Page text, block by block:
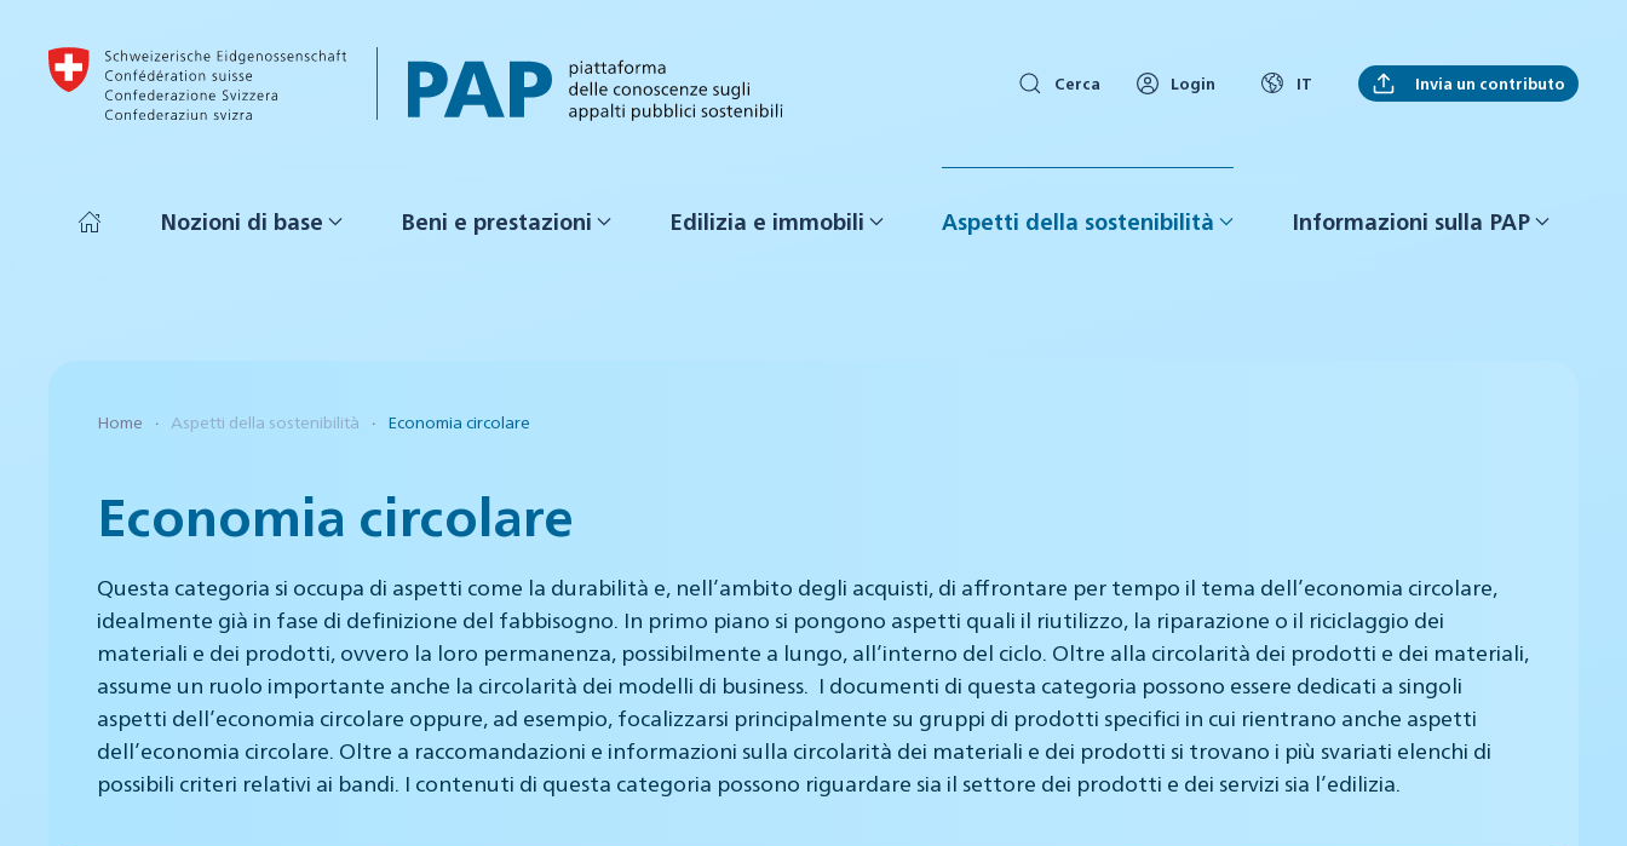
Skip to main content
Cerca Login IT Invia un contributo
Nozioni di base Beni e prestazioni Edilizia e immobili Aspetti della sostenibilità Informazioni sulla PAP
Home Aspetti della sostenibilità Economia circolare
Economia circolare
Questa categoria si occupa di aspetti come la durabilità e, nell’ambito degli acquisti, di affrontare per tempo il tema dell’economia circolare,
idealmente già in fase di definizione del fabbisogno. In primo piano si pongono aspetti quali il riutilizzo, la riparazione o il riciclaggio dei
materiali e dei prodotti, ovvero la loro permanenza, possibilmente a lungo, all’interno del ciclo. Oltre alla circolarità dei prodotti e dei materiali,
assume un ruolo importante anche la circolarità dei modelli di business. I documenti di questa categoria possono essere dedicati a singoli
aspetti dell’economia circolare oppure, ad esempio, focalizzarsi principalmente su gruppi di prodotti specifici in cui rientrano anche aspetti
dell’economia circolare. Oltre a raccomandazioni e informazioni sulla circolarità dei materiali e dei prodotti si trovano i più svariati elenchi di
possibili criteri relativi ai bandi. I contenuti di questa categoria possono riguardare sia il settore dei prodotti e dei servizi sia l’edilizia.